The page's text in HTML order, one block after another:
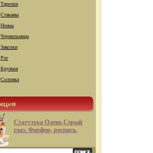
Тарелки
Стаканы
Ножы
Чернильница
Заколки
Рог
Кружки
Солонка
Статуэтка Олень Серый
глаз. Фарфор, роспись.